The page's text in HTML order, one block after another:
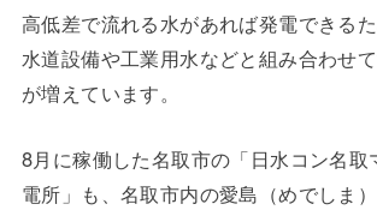
高低差で流れる水があれば発電できる
水道設備や工業用水などと組み合わせ
が増えています。
8月に稼働した名取市の「日水コン名取
電所」も、名取市内の愛島（めでしま